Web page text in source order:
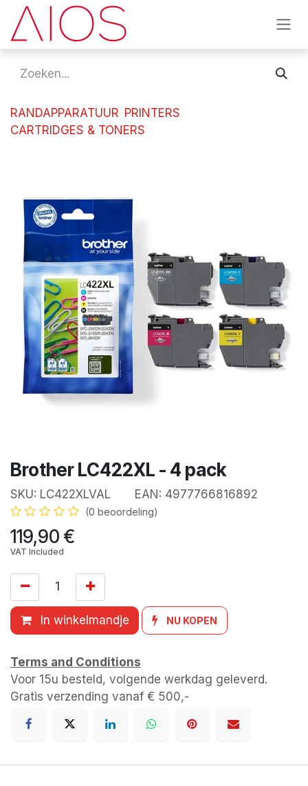
Overslaan naar inhoud
RANDAPPARATUUR PRINTERS
CARTRIDGES & TONERS
Brother LC422XL - 4 pack
SKU: LC422XLVAL EAN: 4977766816892
(0 beoordeling)
119,90€
VAT Included
In winkelmandje NU KOPEN
Terms and Conditions
Voor 15u besteld, volgende werkdag geleverd.
Gratis verzending vanaf € 500,-